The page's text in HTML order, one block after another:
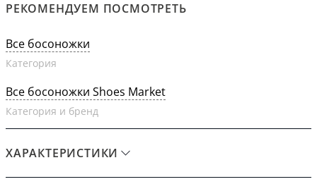
РЕКОМЕНДУЕМ ПОСМОТРЕТЬ
Все босоножки
Категория
Все босоножки Shoes Market
Категория и бренд
ХАРАКТЕРИСТИКИ